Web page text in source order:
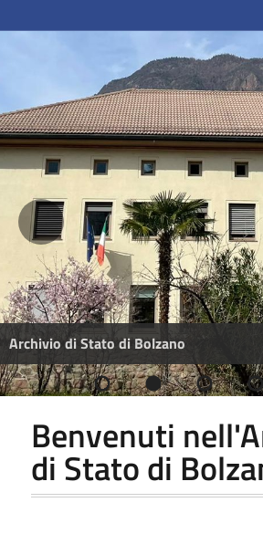
Archivio di Stato di Bolzano
Benvenuti
di Stato di